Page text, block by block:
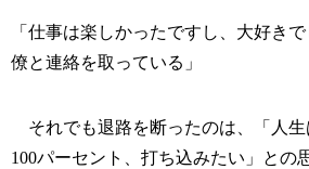
「仕事は楽しかったですし、大好き
僚と連絡を取っている」
それでも退路を断ったのは、「人生
100パーセント、打ち込みたい」との